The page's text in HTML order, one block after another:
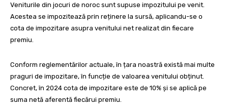
Veniturile din jocuri de noroc sunt supuse impozitului pe venit.
Acestea se impozitează prin reținere la sursă, aplicandu-se o
cota de impozitare asupra venitului net realizat din fiecare
premiu.
Conform reglementărilor actuale, în țara noastră există mai multe
praguri de impozitare, în funcție de valoarea venitului obținut.
Concret, în 2024 cota de impozitare este de 10% și se aplică pe
suma netă aferentă fiecărui premiu.